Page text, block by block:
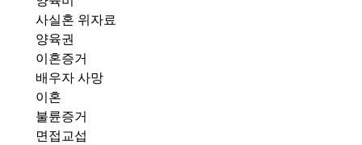
사실혼 위자료
양육권
이혼증거
배우자 사망
이혼
불륜증거
면접교섭